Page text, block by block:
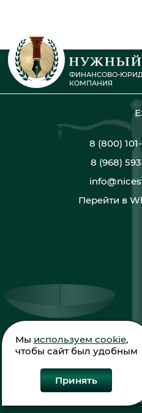
ФИНАНСОВО-
КОМПАНИЯ
8 (800)
8 (968)
Перейти в
© 2026
Оставляя контактные данные
Политикой
Мы используем cookie,
чтобы сайт был удобным
Принять